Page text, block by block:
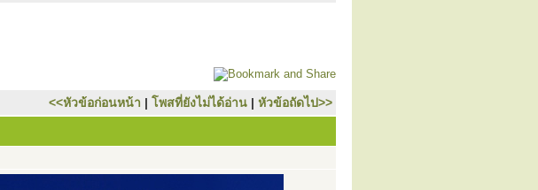
<<หัวข้อก่อนหน้า | โพสที่ยังไม่ได้อ่าน | หัวข้อถัดไป>>